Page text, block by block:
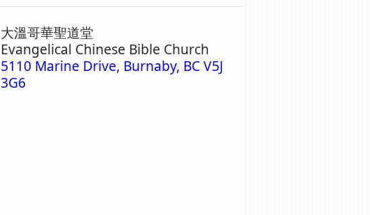
大溫哥華聖道堂
Evangelical Chinese Bible Church
5110 Marine Drive, Burnaby, BC V5J
3G6